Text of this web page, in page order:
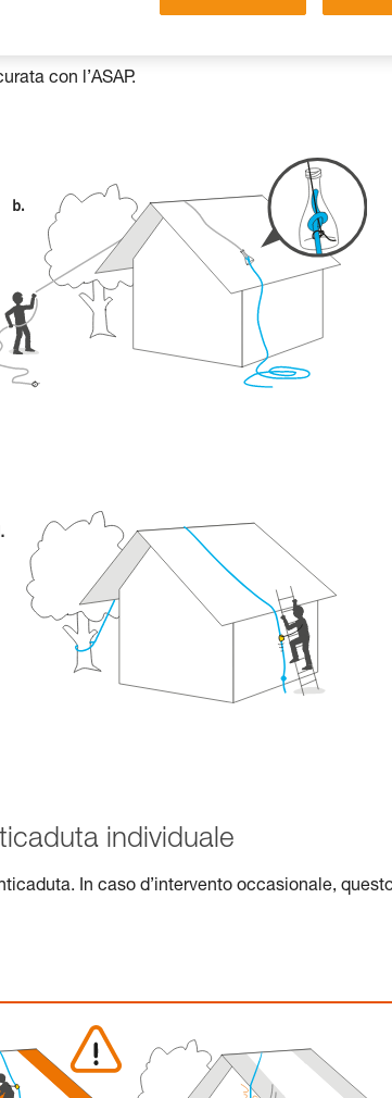
con l’ASAP.
individuale
In caso d’intervento occasionale,